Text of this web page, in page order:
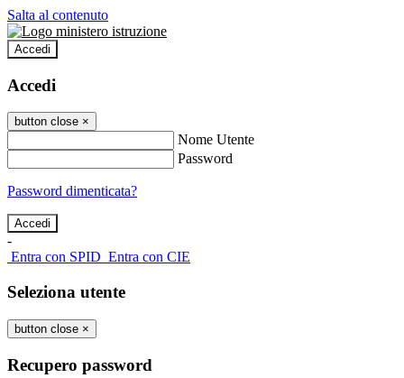
Salta al contenuto
Accedi
Accedi
button close ×
Nome Utente
Password
Password dimenticata?
-
Entra con SPID Entra con CIE
Seleziona utente
button close ×
Recupero password